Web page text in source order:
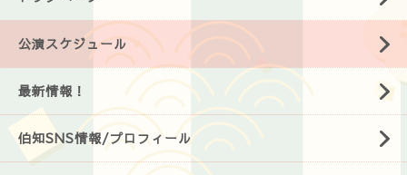
公演スケジュール
最新情報！
伯知SNS情報/プロフィール